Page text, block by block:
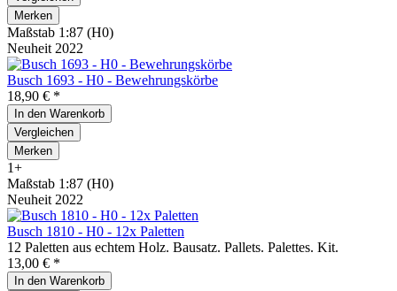
Merken
Maßstab 1:87 (H0)
Neuheit 2022
Busch 1693 - H0 - Bewehrungskörbe
18,90 € *
In den Warenkorb
Vergleichen
Merken
1+
Maßstab 1:87 (H0)
Neuheit 2022
Busch 1810 - H0 - 12x Paletten
12 Paletten aus echtem Holz. Bausatz. Pallets. Palettes. Kit.
13,00 € *
In den Warenkorb